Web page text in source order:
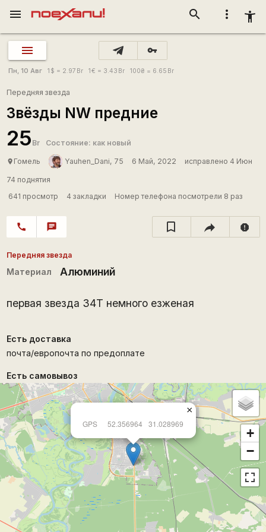
more_vert accessibility_new
search
menu
vpn_key
Пн, 10 Авг 1 $ = 2.97 Br 1€ = 3.43 Br 100₴ = 6.65 Br
Передняя звезда
Звёзды NW предние
25 Br Состояние: как новый
place Гомель Yauhen_Dani, 75 6 Май, 2022 исправлено 4 Июн
74 поднятия
641 просмотр
4 закладки Номер телефона посмотрели 8 раз
call chat report
Передняя звезда
Материал Алюминий
первая звезда 34Т немного езженая
Есть доставка
почта/европочта по предоплате
Есть самовывоз
GPS 52.356964 31.028969
×
+
−